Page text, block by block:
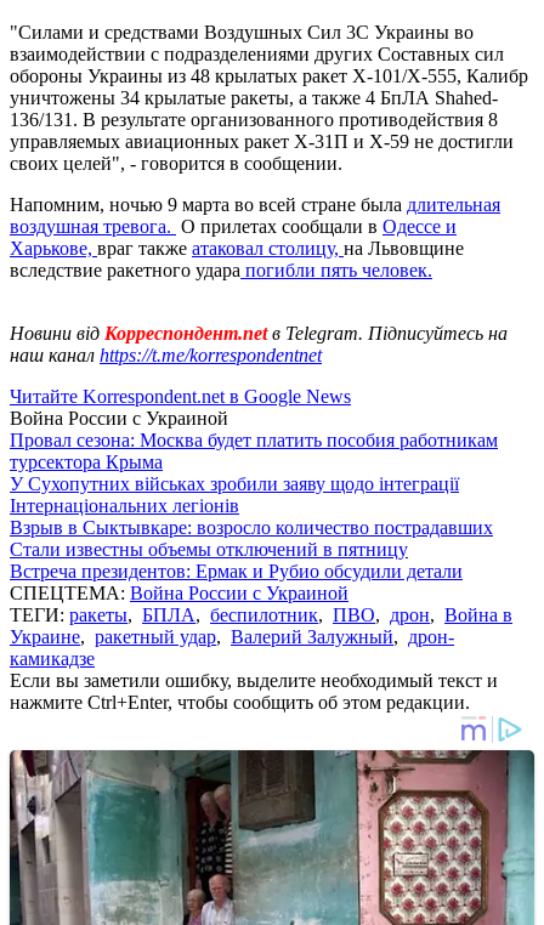
"Силами и средствами Воздушных Сил 3С Украины во
взаимодействии с подразделениями других Составных сил
обороны Украины из 48 крылатых ракет Х-101/Х-555, Калибр
уничтожены 34 крылатые ракеты, а также 4 БпЛА Shahed-
136/131. В результате организованного противодействия 8
управляемых авиационных ракет Х-31П и Х-59 не достигли
своих целей", - говорится в сообщении.
Напомним, ночью 9 марта во всей стране была длительная
воздушная тревога. О прилетах сообщали в Одессе и
Харькове, враг также атаковал столицу, на Львовщине
вследствие ракетного удара погибли пять человек.
Новини від Корреспондент.netв Telegram. Підписуйтесь на
наш канал https://t.me/korrespondentnet
Читайте Korrespondent.net в Google News
Война России с Украиной
Провал сезона: Москва будет платить пособия работникам
турсектора Крыма
У Сухопутних військах зробили заяву щодо інтеграції
Інтернаціональних легіонів
Взрыв в Сыктывкаре: возросло количество пострадавших
Стали известны объемы отключений в пятницу
Встреча президентов: Ермак и Рубио обсудили детали
СПЕЦТЕМА: Война России с Украиной
ТЕГИ: ракеты, БПЛА, беспилотник, ПВО, дрон, Война в
Украине, ракетный удар, Валерий Залужный, дрон-
камикадзе
Если вы заметили ошибку, выделите необходимый текст и
нажмите Ctrl+Enter, чтобы сообщить об этом редакции.